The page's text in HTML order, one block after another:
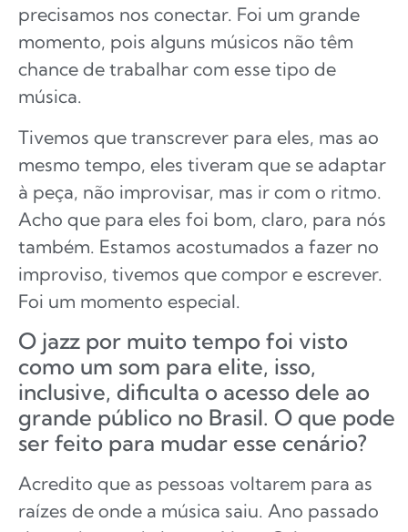
precisamos nos conectar. Foi um grande
momento, pois alguns músicos não têm
chance de trabalhar com esse tipo de
música.
Tivemos que transcrever para eles, mas ao
mesmo tempo, eles tiveram que se adaptar
à peça, não improvisar, mas ir com o ritmo.
Acho que para eles foi bom, claro, para nós
também. Estamos acostumados a fazer no
improviso, tivemos que compor e escrever.
Foi um momento especial.
O jazz por muito tempo foi visto
como um som para elite, isso,
inclusive, dificulta o acesso dele ao
grande público no Brasil. O que pode
ser feito para mudar esse cenário?
Acredito que as pessoas voltarem para as
raízes de onde a música saiu. Ano passado